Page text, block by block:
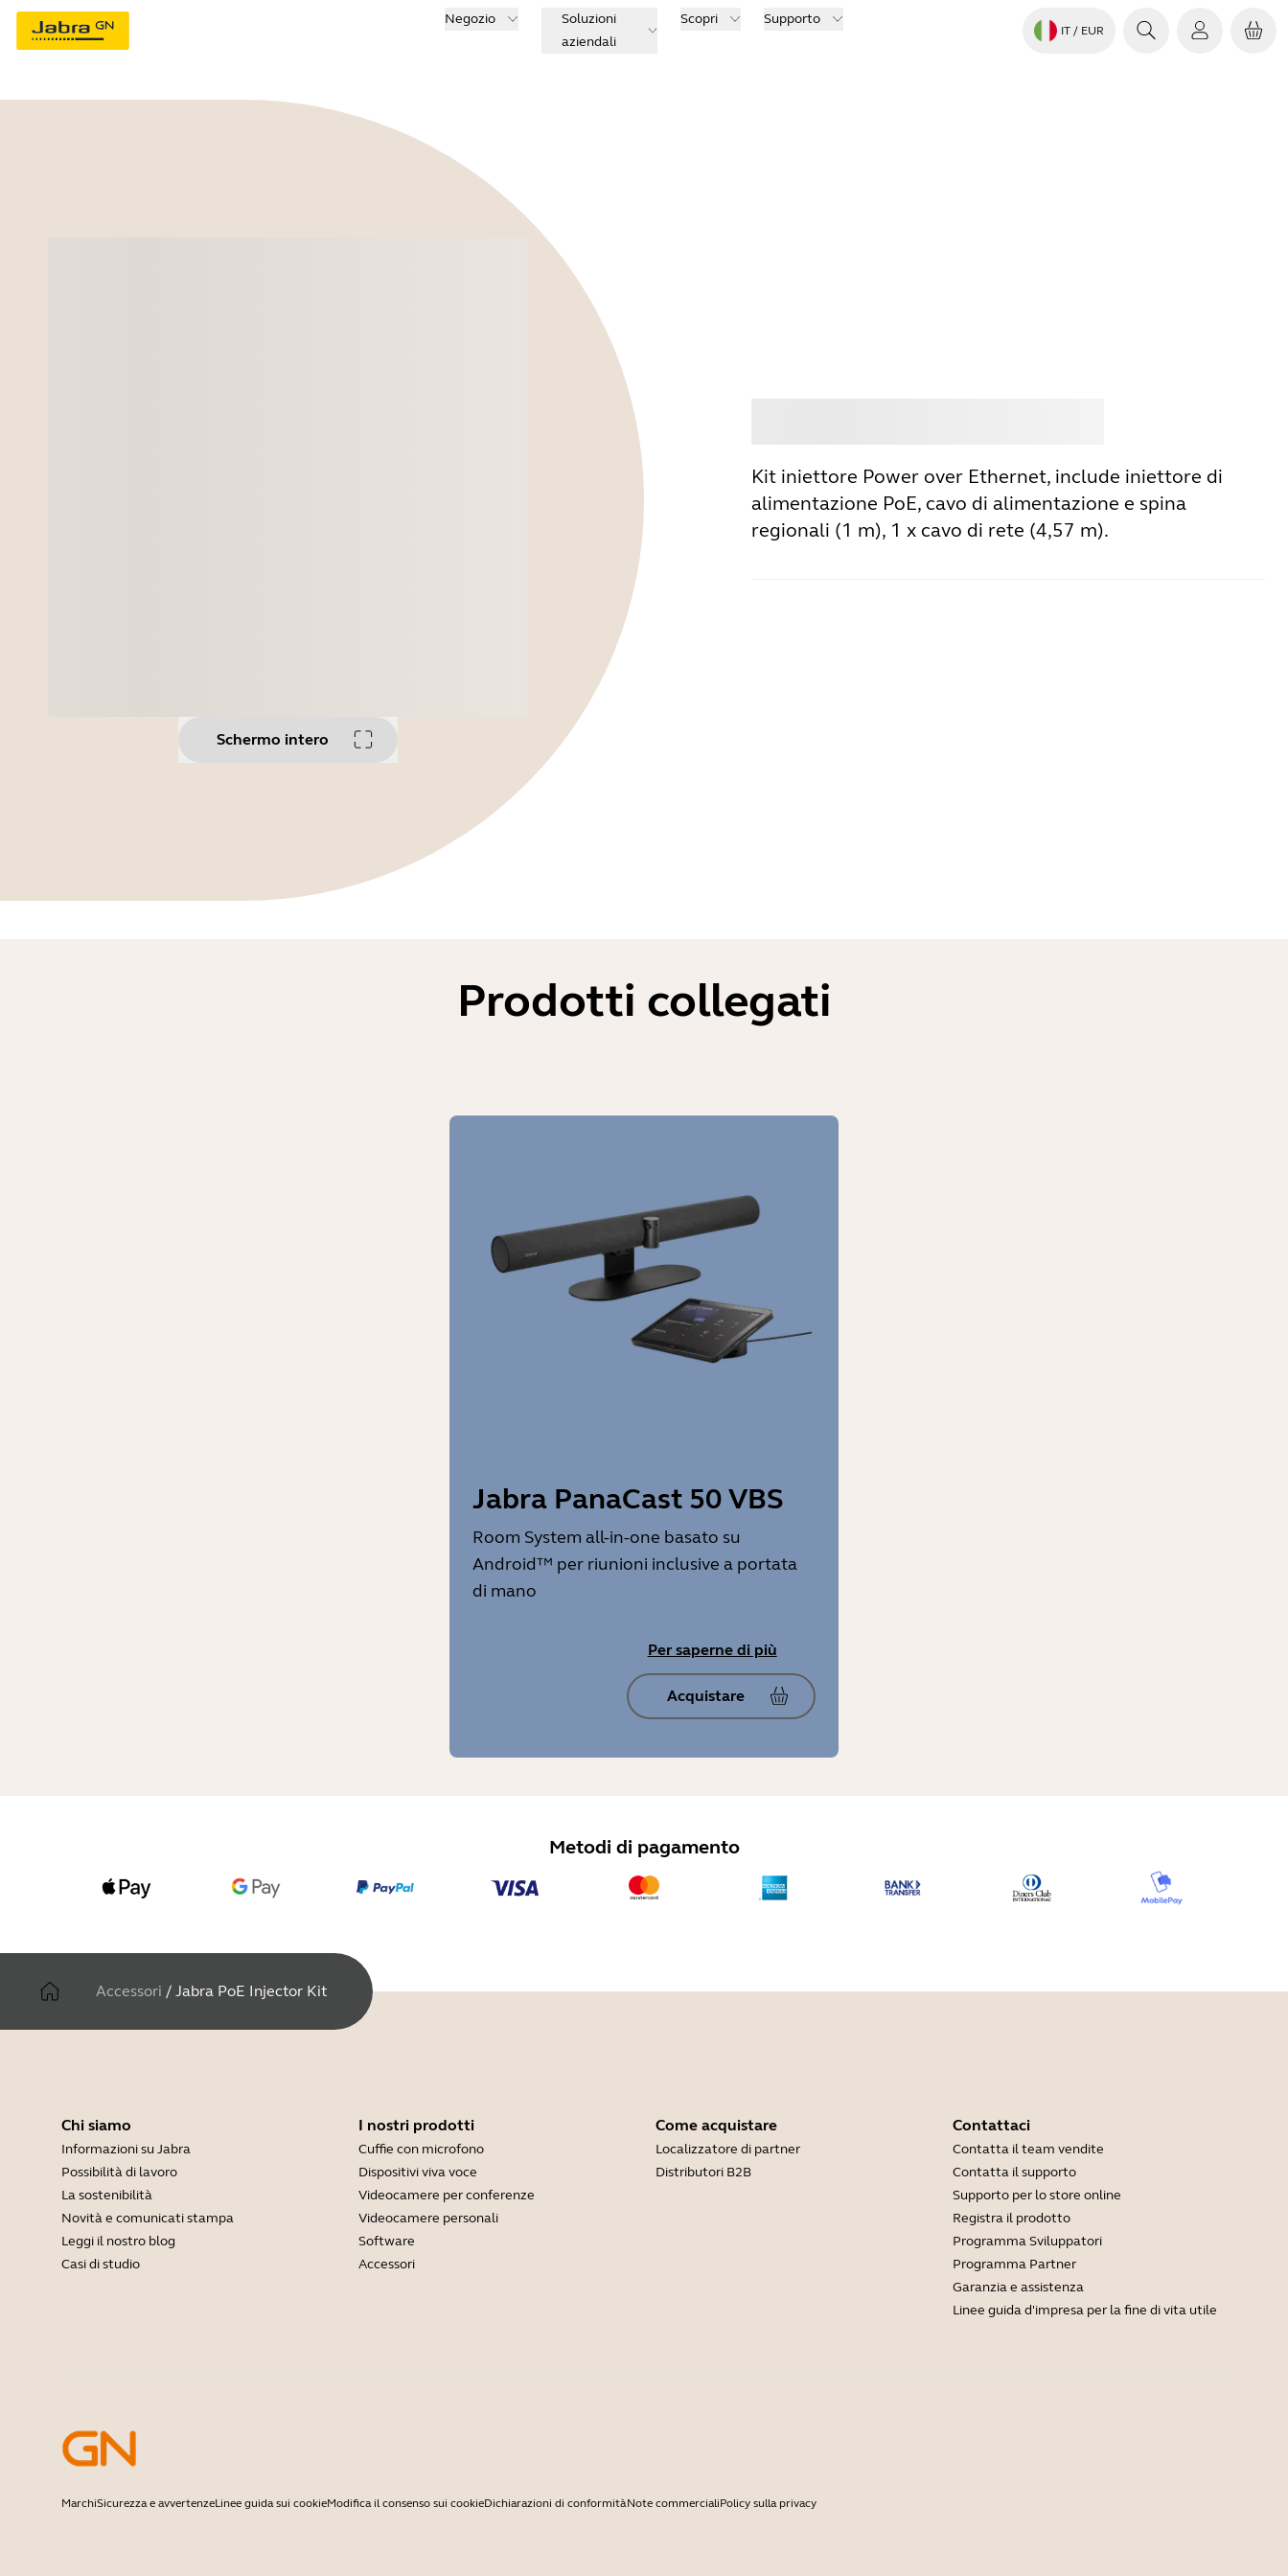
Negozio
Soluzioni
aziendali
Scopri Supporto
IT / EUR
Schermo intero
Kit iniettore Power over Ethernet, include iniettore di
alimentazione PoE, cavo di alimentazione e spina
regionali (1 m), 1 x cavo di rete (4,57 m).
Prodotti collegati
Jabra PanaCast 50 VBS
Room System all-in-one basato su
Android™ per riunioni inclusive a portata
di mano
Per saperne di più
Acquistare
Metodi di pagamento
Accessori / Jabra PoE Injector Kit
Chi siamo
Informazioni su Jabra
Possibilità di lavoro
La sostenibilità
Novità e comunicati stampa
Leggi il nostro blog
Casi di studio
I nostri prodotti
Cuffie con microfono
Dispositivi viva voce
Videocamere per conferenze
Videocamere personali
Software
Accessori
Come acquistare
Localizzatore di partner
Distributori B2B
Contattaci
Contatta il team vendite
Contatta il supporto
Supporto per lo store online
Registra il prodotto
Programma Sviluppatori
Programma Partner
Garanzia e assistenza
Linee guida d'impresa per la fine di vita utile
MarchiSicurezza e avvertenzeLinee guida sui cookieModifica il consenso sui cookieDichiarazioni di conformitàNote commercialiPolicy sulla privacy